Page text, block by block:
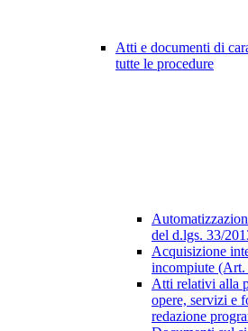
Atti e documenti di
tutte le procedure
del d.lgs. 33/
Acquisizione
incompiute (Art.
Atti relativi alla
opere, servizi e
redazione